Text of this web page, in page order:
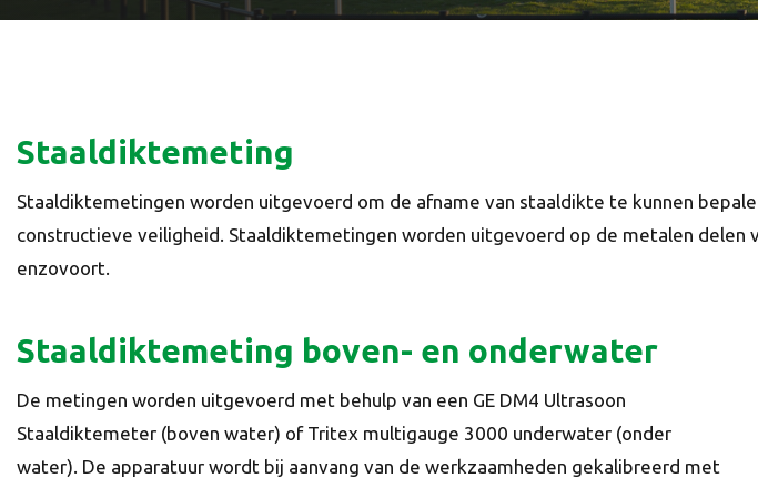
Staaldiktemeting
Staaldiktemetingen worden uitgevoerd om de afname van staaldikte te kunnen
constructieve veiligheid. Staaldiktemetingen worden uitgevoerd op de metalen delen
enzovoort.
Staaldiktemeting boven- en onderwater
De metingen worden uitge­voerd met behulp van een GE DM4 Ultrasoon
Staaldiktemeter (boven water) of Tritex multigauge 3000 underwater (onder
water). De apparatuur wordt bij aanvang van de werkzaamheden gekalibreerd met